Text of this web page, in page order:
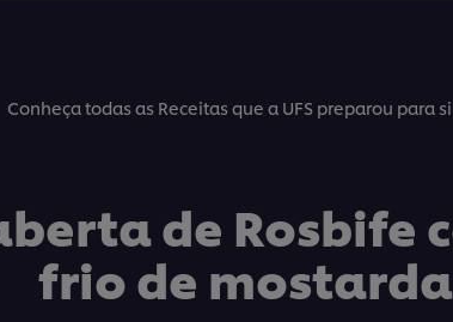
Conheça todas as Receitas que a UFS preparou para si
de Rosbife
frio de mostarda